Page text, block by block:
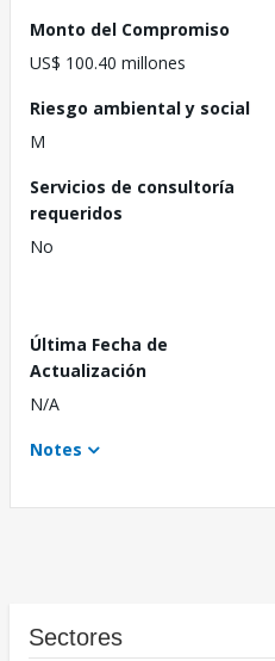
Monto del Compromiso
US$ 100.40 millones
Riesgo ambiental y social
M
Servicios de consultoría
requeridos
No
Última Fecha de
Actualización
N/A
Notes
Sectores